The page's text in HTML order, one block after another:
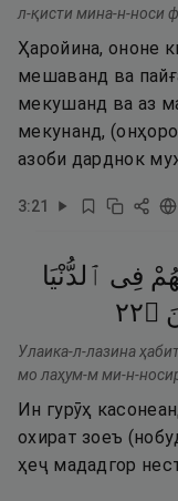
л-қисти мина-н-носи
Ҳаройина, ононе
мешаванд ва
мекушанд ва аз
мекунанд,
азоби дарднок
3:21
فِى ٱلدُّنْيَا
۝٢٢
Улаика-л-лазина
мо лаҳум-м ми-н-
Ин гурӯҳ
охират зоеъ
ҳеҷ мададгор